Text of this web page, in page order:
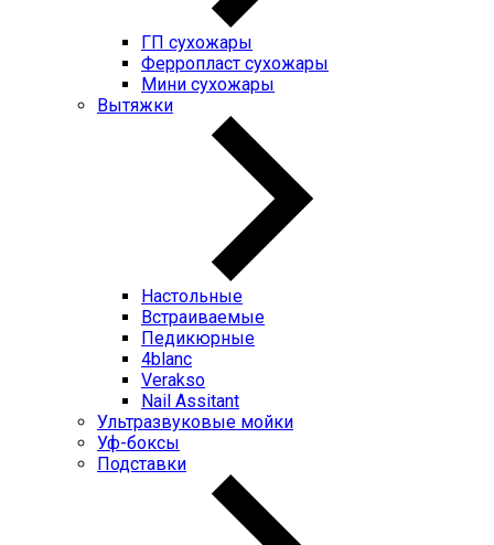
ГП cухожары
Ферропласт cухожары
Мини cухожары
Вытяжки
Настольные
Встраиваемые
Педикюрные
4blanc
Verakso
Nail Assitant
Ультразвуковые мойки
Уф-боксы
Подставки